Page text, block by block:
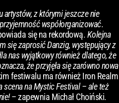
artystów, z którymi jeszcze nie
współorganizować.
się na rekordową.Kolejna
się zaprosić Danzig, występujący z
nas wyjątkowy również dlatego, że
że przyjęła się zarówno nowa
festiwalu ma również Iron Realm
scena na Mystic Festival – ale też
– zapewnia Michał Choiński.